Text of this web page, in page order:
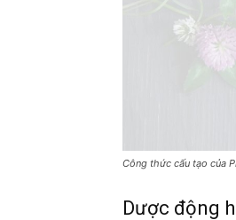
Công thức cấu tạo của
Dược động